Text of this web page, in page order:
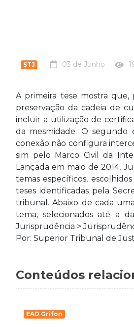
STJ 03 de Junho
A primeira tese mostra que,
preservação da cadeia de
incluir a utilização de
da mesmidade. O
conexão não configura
sim pelo Marco Civil da
Lançada em maio de 2014,
temas específicos,
teses identificadas pela
tribunal. Abaixo de cada
tema, selecionados até a
Jurisprudência >
Por: Superior Tribunal de
Conteúdos
EAD Grifon